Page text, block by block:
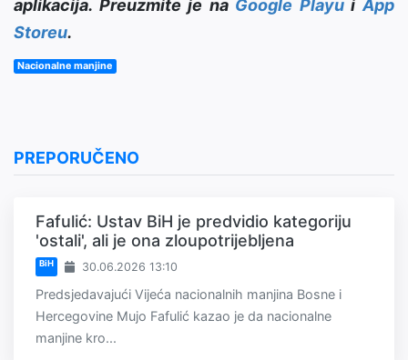
aplikacija. Preuzmite je na Google PlayuiApp
Storeu.
Nacionalne manjine
PREPORUČENO
Fafulić: Ustav BiH je predvidio kategoriju
'ostali', ali je ona zloupotrijebljena
BiH 30.06.2026 13:10
Predsjedavajući Vijeća nacionalnih manjina Bosne i
Hercegovine Mujo Fafulić kazao je da nacionalne
manjine kro...